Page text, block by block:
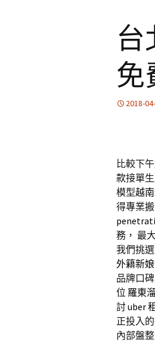
台
免
2018-
比較下
款接單
模型越
得專業
務， 最
我們挑
外籍新娘
品牌口
位 羅東
討uber
正投入
內部盤